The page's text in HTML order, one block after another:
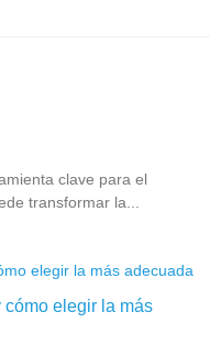
clave para el
transformar la...
elegir la más